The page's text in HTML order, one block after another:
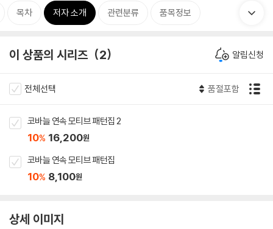
목차 저자 소개 관련분류 품목정보
이 상품의 시리즈 2 알림신청
전체선택 품절포함
코바늘 연속 모티브 패턴집 2
10% 16,200원
코바늘 연속 모티브 패턴집
10% 8,100원
상세 이미지